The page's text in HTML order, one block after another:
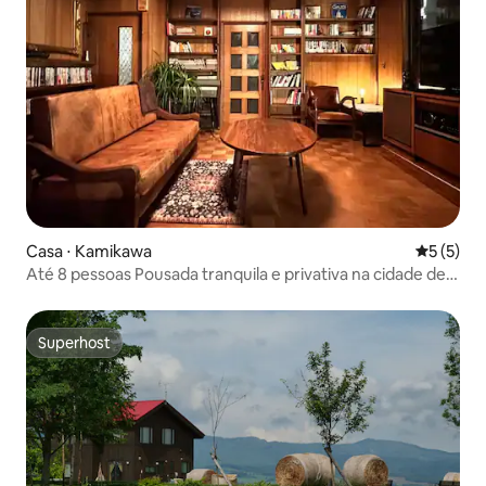
Casa ⋅ Kamikawa 5 de
5 (5)
Até 8 pessoas Pousada tranquila e privativa na cidade de
Superhost
Superhost